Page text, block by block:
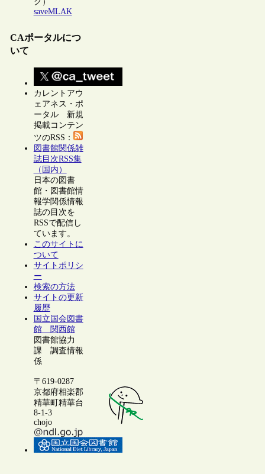
saveMLAK
CAポータルにつ
いて
カレントアウ
ェアネス・ポ
ータル 新規
掲載コンテン
ツのRSS：
図書館関係雑
誌目次RSS集
（国内）
日本の図書
館・図書館情
報学関係情報
誌の目次を
RSSで配信し
ています。
このサイトに
ついて
サイトポリシ
ー
検索の方法
サイトの更新
履歴
国立国会図書
館 関西館
図書館協力
課 調査情報
係
〒619-0287
京都府相楽郡
精華町精華台
8-1-3
chojo